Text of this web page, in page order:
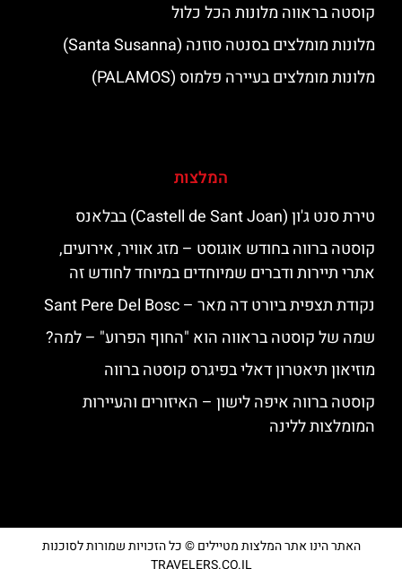
קוסטה בראווה מלונות הכל כלול
מלונות מומלצים בסנטה סוזנה (Santa Susanna)
מלונות מומלצים בעיירה פלמוס (PALAMOS)
המלצות
טירת סנט ג'ון (Castell de Sant Joan) בבלאנס
קוסטה ברווה בחודש אוגוסט – מזג אוויר, אירועים,
אתרי תיירות ודברים שמיוחדים במיוחד לחודש זה
נקודת תצפית ביורט דה מאר – Sant Pere Del Bosc
שמה של קוסטה בראווה הוא "החוף הפרוע" – למה?
מוזיאון תיאטרון דאלי בפיגרס קוסטה ברווה
קוסטה ברווה איפה לישון – האיזורים והעיירות
המומלצות ללינה
האתר הינו אתר המלצות מטיילים © כל הזכויות שמורות לסוכנות